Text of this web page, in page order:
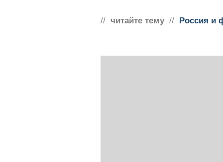
// читайте тему // Россия и